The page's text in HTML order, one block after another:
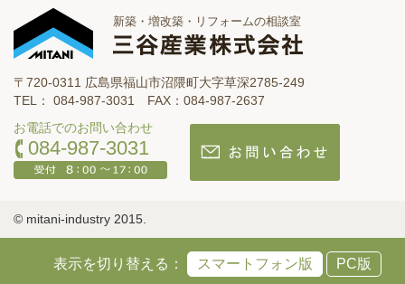
新築・増改築・リフォームの相談室
〒720-0311 広島県福山市沼隈町大字草深2785-249
TEL： 084-987-3031 FAX：084-987-2637
お電話でのお問い合わせ
084-987-3031
© mitani-industry 2015.
表示を切り替える： スマートフォン版 PC版